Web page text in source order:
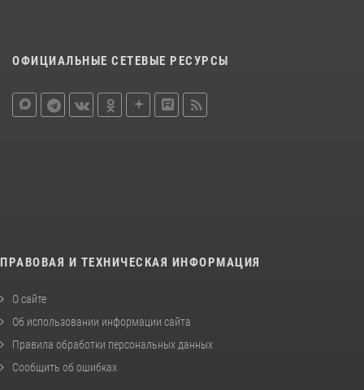
ОФИЦИАЛЬНЫЕ СЕТЕВЫЕ РЕСУРСЫ
ПРАВОВАЯ И ТЕХНИЧЕСКАЯ ИНФОРМАЦИЯ
О сайте
Об использовании информации сайта
Правила обработки персональных данных
Сообщить об ошибках